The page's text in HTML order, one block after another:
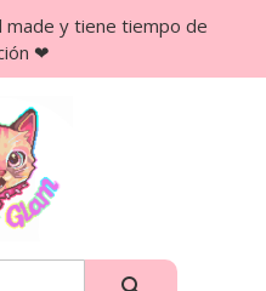
made y tiene tiempo de
❤